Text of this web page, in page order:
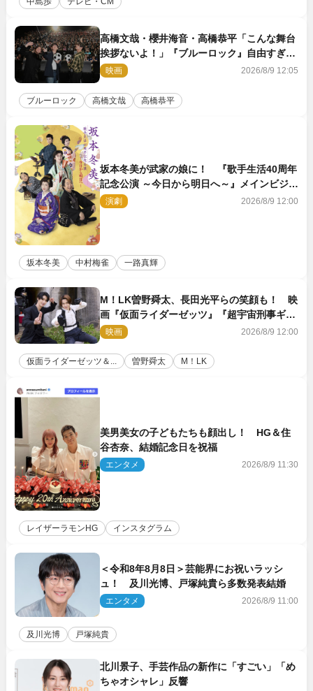
高橋文哉・櫻井海音・高橋恭平「こんな舞台
挨拶ないよ！」『ブルーロック』自由すぎる
イベントレポート
映画 2026/8/9 12:05
ブルーロック 高橋文哉 高橋恭平
坂本冬美が武家の娘に！ 『歌手生活40周年
記念公演 ～今日から明日へ～』メインビジュ
アル公開
演劇 2026/8/9 12:00
坂本冬美 中村梅雀 一路真輝
M！LK曽野舜太、長田光平らの笑顔も！ 映
画『仮面ライダーゼッツ』『超宇宙刑事ギャ
バン インフィニティ』オフショット到着
映画 2026/8/9 12:00
仮面ライダーゼッツ＆... 曽野舜太 M！LK
美男美女の子どもたちも顔出し！ HG＆住
谷杏奈、結婚記念日を祝福
エンタメ 2026/8/9 11:30
レイザーラモンHG インスタグラム
＜令和8年8月8日＞芸能界にお祝いラッシ
ュ！ 及川光博、戸塚純貴ら多数発表結婚
エンタメ 2026/8/9 11:00
及川光博 戸塚純貴
北川景子、手芸作品の新作に「すごい」「め
ちゃオシャレ」反響